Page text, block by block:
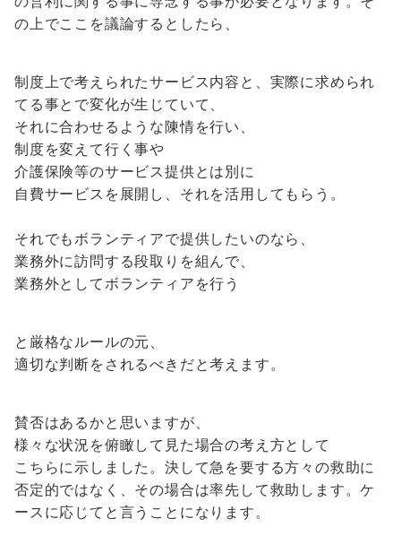
の上でここを議論するとしたら、
制度上で考えられたサービス内容と、実際に求められ
てる事とで変化が生じていて、
それに合わせるような陳情を行い、
制度を変えて行く事や
介護保険等のサービス提供とは別に
自費サービスを展開し、それを活用してもらう。
それでもボランティアで提供したいのなら、
業務外に訪問する段取りを組んで、
業務外としてボランティアを行う
と厳格なルールの元、
適切な判断をされるべきだと考えます。
賛否はあるかと思いますが、
様々な状況を俯瞰して見た場合の考え方として
こちらに示しました。決して急を要する方々の救助に
否定的ではなく、その場合は率先して救助します。ケ
ースに応じてと言うことになります。